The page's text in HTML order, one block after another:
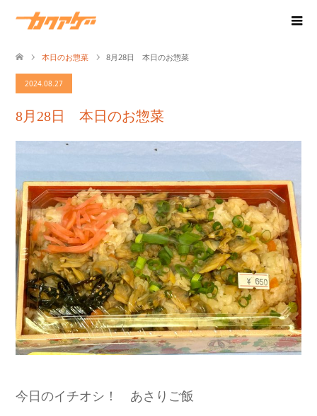
本日のお惣菜 8月28日 本日のお惣菜
2024.08.27
8月28日 本日のお惣菜
今日のイチオシ！ あさりご飯